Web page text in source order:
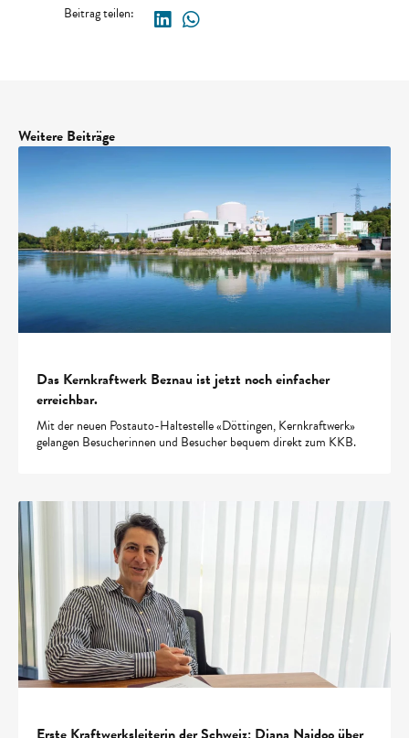
Beitrag teilen:
Weitere Beiträge
Das Kernkraftwerk Beznau ist jetzt noch einfacher
erreichbar.
Mit der neuen Postauto-Haltestelle «Döttingen, Kernkraftwerk»
gelangen Besucherinnen und Besucher bequem direkt zum KKB.